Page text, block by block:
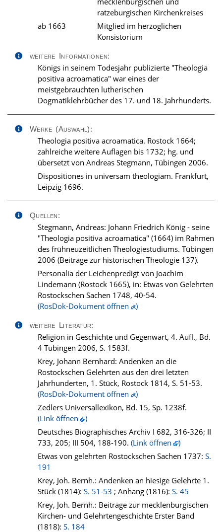
ratzeburgischen Kirchenkreises
ab 1663
Mitglied im herzoglichen
Konsistorium
weitere Informationen:
Königs in seinem Todesjahr publizierte "Theologia
positiva acroamatica" war eines der
meistgebrauchten lutherischen
Dogmatiklehrbücher des 17. und 18. Jahrhunderts.
Werke (Auswahl):
Theologia positiva acroamatica. Rostock 1664;
zahlreiche weitere Auflagen bis 1732; hg. und
übersetzt von Andreas Stegmann, Tübingen 2006.
Dispositiones in universam theologiam. Frankfurt,
Leipzig 1696.
Quellen:
Stegmann, Andreas: Johann Friedrich König - seine
"Theologia positiva acroamatica" (1664) im Rahmen
des frühneuzeitlichen Theologiestudiums. Tübingen
2006 (Beiträge zur historischen Theologie 137).
Personalia der Leichenpredigt von Joachim
Lindemann (Rostock 1665), in: Etwas von Gelehrten
Rostockschen Sachen 1748, 40-54.
(RosDok-Dokument öffnen
)
weitere Literatur:
Religion in Geschichte und Gegenwart, 4. Aufl., Bd.
4 Tübingen 2006, S. 1583f.
Krey, Johann Bernhard: Andenken an die
Rostockschen Gelehrten aus den drei letzten
Jahrhunderten, 1. Stück, Rostock 1814, S. 51-53.
(RosDok-Dokument öffnen
)
Zedlers Universallexikon, Bd. 15, Sp. 1238f.
(Link öffnen
)
Deutsches Biographisches Archiv I 682, 316-326; II
733, 205; III 504, 188-190. (Link öffnen
)
Etwas von gelehrten Rostockschen Sachen 1737: S.
191
Krey, Joh. Bernh.: Andenken an hiesige Gelehrte 1.
Stück (1814): S. 51-53 ; Anhang (1816): S. 45
Krey, Joh. Bernh.: Beiträge zur mecklenburgischen
Kirchen- und Gelehrtengeschichte Erster Band
(1818): S. 184